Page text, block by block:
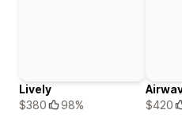
Lively
$380
98%
$420